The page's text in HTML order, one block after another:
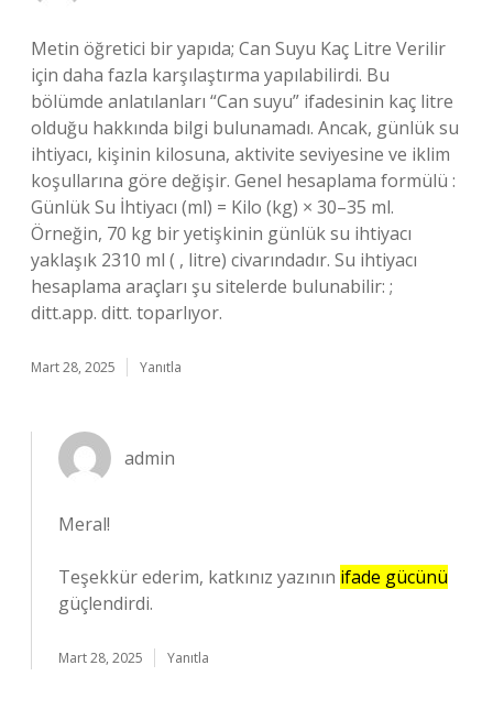
Metin öğretici bir yapıda; Can Suyu Kaç Litre Verilir
için daha fazla karşılaştırma yapılabilirdi. Bu
bölümde anlatılanları “Can suyu” ifadesinin kaç litre
olduğu hakkında bilgi bulunamadı. Ancak, günlük su
ihtiyacı, kişinin kilosuna, aktivite seviyesine ve iklim
koşullarına göre değişir. Genel hesaplama formülü :
Günlük Su İhtiyacı (ml) = Kilo (kg) × 30–35 ml.
Örneğin, 70 kg bir yetişkinin günlük su ihtiyacı
yaklaşık 2310 ml ( , litre) civarındadır. Su ihtiyacı
hesaplama araçları şu sitelerde bulunabilir: ;
ditt.app. ditt. toparlıyor.
Mart 28, 2025 Yanıtla
admin
Meral!
Teşekkür ederim, katkınız yazının ifade gücünü
güçlendirdi.
Mart 28, 2025 Yanıtla